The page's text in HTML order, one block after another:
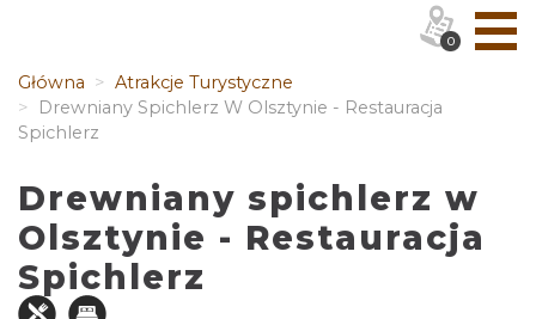
Główna
Atrakcje Turystyczne
Drewniany Spichlerz W Olsztynie - Restauracja
Spichlerz
Drewniany spichlerz w
Olsztynie - Restauracja
Spichlerz
0